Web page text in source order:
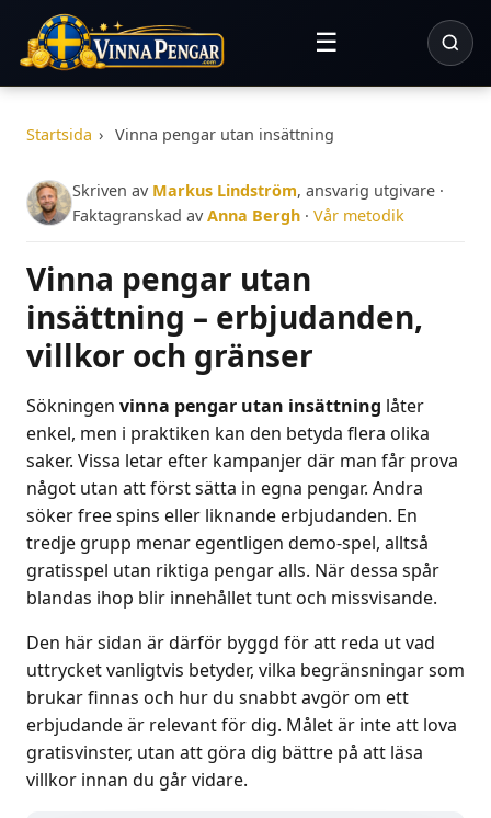
☰
Startsida › Vinna pengar utan insättning
Skriven av Markus Lindström, ansvarig utgivare ·
Faktagranskad avAnna Bergh · Vår metodik
Vinna pengar utan
insättning – erbjudanden,
villkor och gränser
Sökningen vinna pengar utan insättning låter
enkel, men i praktiken kan den betyda flera olika
saker. Vissa letar efter kampanjer där man får prova
något utan att först sätta in egna pengar. Andra
söker free spins eller liknande erbjudanden. En
tredje grupp menar egentligen demo-spel, alltså
gratisspel utan riktiga pengar alls. När dessa spår
blandas ihop blir innehållet tunt och missvisande.
Den här sidan är därför byggd för att reda ut vad
uttrycket vanligtvis betyder, vilka begränsningar som
brukar finnas och hur du snabbt avgör om ett
erbjudande är relevant för dig. Målet är inte att lova
gratisvinster, utan att göra dig bättre på att läsa
villkor innan du går vidare.